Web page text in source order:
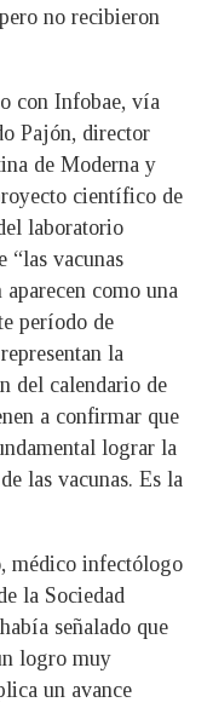
no recibieron
con Infobae, vía
Pajón, director
de Moderna y
científico de
laboratorio
“las vacunas
como una
período de
la
del calendario de
a confirmar que
lograr la
las vacunas. Es la
médico infectólogo
la Sociedad
señalado que
logro muy
un avance